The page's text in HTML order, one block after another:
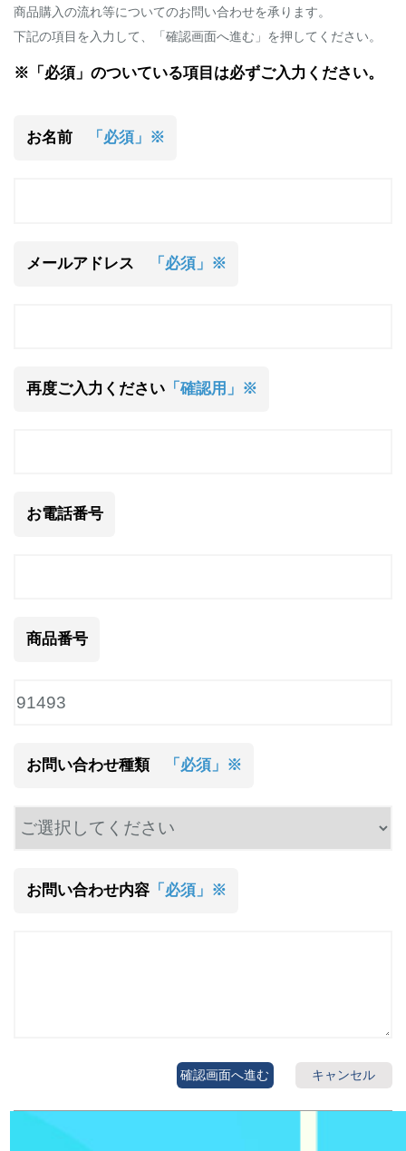
商品購入の流れ等についてのお問い合わせを承ります。
下記の項目を入力して、「確認画面へ進む」を押してください。
※「必須」のついている項目は必ずご入力ください。
お名前 「必須」※
メールアドレス 「必須」※
再度ご入力ください「確認用」※
お電話番号
商品番号
お問い合わせ種類 「必須」※
お問い合わせ内容「必須」※
キャンセル
確認画面へ進む